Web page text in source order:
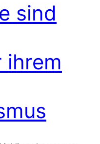
sind
ihrem